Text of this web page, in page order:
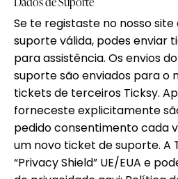
Se te registaste no nosso
suporte válida, podes enviar
para assistência. Os envios
suporte são enviados para o
tickets de terceiros Ticksy.
forneceste explicitamente
pedido consentimento cada
um novo ticket de suporte. A
“Privacy Shield” UE/EUA e